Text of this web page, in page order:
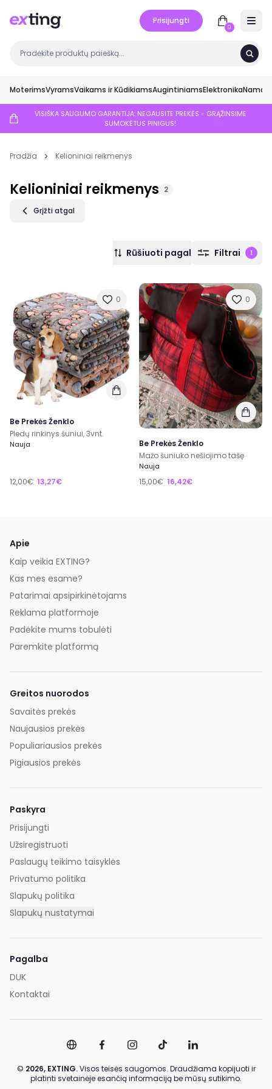
Prisijungti
0
MoterimsVyramsVaikams ir KūdikiamsAugintiniamsElektronikaNamai
VISIŠKA SAUGUMO GARANTIJA: NEGAUSITE PREKĖS - GRĄŽINSIME
SUMOKĖTUS PINIGUS!
Pradžia Kelioniniai reikmenys
Kelioniniai reikmenys 2
Grįžti atgal
Rūšiuoti pagal Filtrai 1
0
Be Prekės Ženklo
Pledų rinkinys šuniui, 3vnt.
Nauja
12,00€ 13,27€
0
Be Prekės Ženklo
Mažo šuniuko nešiojimo tašę
Nauja
15,00€ 16,42€
Apie
Kaip veikia EXTING?
Kas mes esame?
Patarimai apsipirkinėtojams
Reklama platformoje
Padėkite mums tobulėti
Paremkite platformą
Greitos nuorodos
Savaitės prekės
Naujausios prekės
Populiariausios prekės
Pigiausios prekės
Paskyra
Prisijungti
Užsiregistruoti
Paslaugų teikimo taisyklės
Privatumo politika
Slapukų politika
Slapukų nustatymai
Pagalba
DUK
Kontaktai
© 2026, EXTING.Visos teisės saugomos. Draudžiama kopijuoti ir
platinti svetainėje esančią informaciją be mūsų sutikimo.